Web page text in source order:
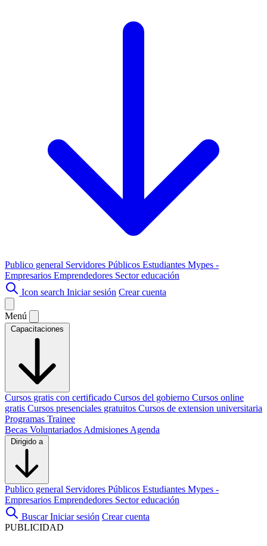
Publico general Servidores Públicos Estudiantes Mypes -
Empresarios Emprendedores Sector educación
Icon search Iniciar sesión Crear cuenta
Menú
Capacitaciones
Cursos gratis con certificado Cursos del gobierno Cursos online
gratis Cursos presenciales gratuitos Cursos de extension universitaria
Programas Trainee
Becas Voluntariados Admisiones Agenda
Dirigido a
Publico general Servidores Públicos Estudiantes Mypes -
Empresarios Emprendedores Sector educación
Buscar Iniciar sesión Crear cuenta
PUBLICIDAD